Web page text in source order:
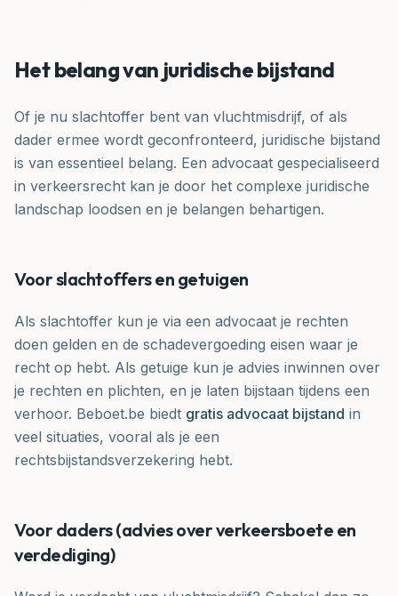
Het belang van juridische bijstand
Of je nu slachtoffer bent van vluchtmisdrijf, of als
dader ermee wordt geconfronteerd, juridische bijstand
is van essentieel belang. Een advocaat gespecialiseerd
in verkeersrecht kan je door het complexe juridische
landschap loodsen en je belangen behartigen.
Voor slachtoffers en getuigen
Als slachtoffer kun je via een advocaat je rechten
doen gelden en de schadevergoeding eisen waar je
recht op hebt. Als getuige kun je advies inwinnen over
je rechten en plichten, en je laten bijstaan tijdens een
verhoor. Beboet.be biedt gratis advocaat bijstand in
veel situaties, vooral als je een
rechtsbijstandsverzekering hebt.
Voor daders (advies over verkeersboete en
verdediging)